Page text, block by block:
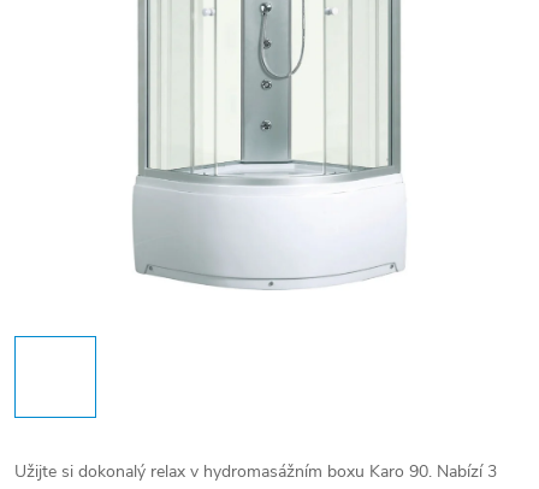
Užijte si dokonalý relax v hydromasážním boxu Karo 90. Nabízí 3